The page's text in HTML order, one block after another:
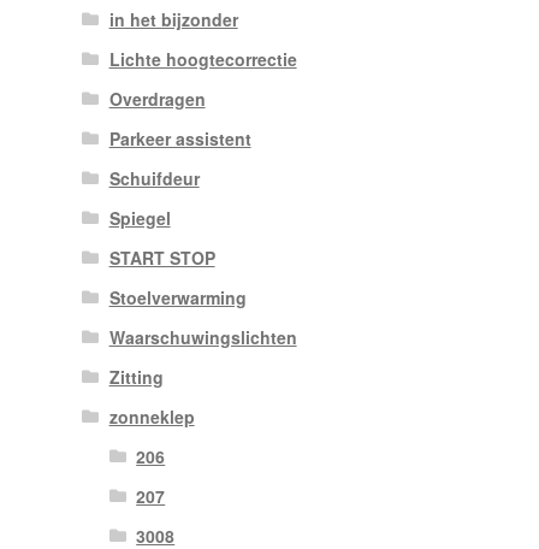
in het bijzonder
Lichte hoogtecorrectie
Overdragen
Parkeer assistent
Schuifdeur
Spiegel
START STOP
Stoelverwarming
Waarschuwingslichten
Zitting
zonneklep
206
207
3008